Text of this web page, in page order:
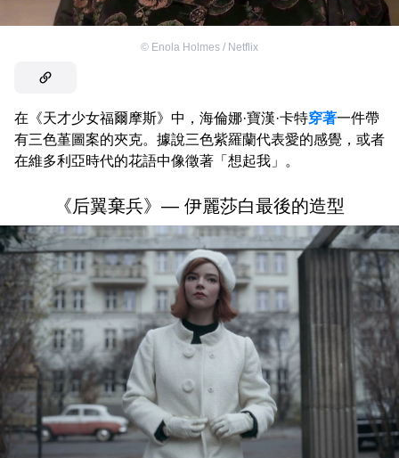
© Enola Holmes / Netflix
在《天才少女福爾摩斯》中，海倫娜·寶漢·卡特穿著一件帶
有三色堇圖案的夾克。據說三色紫羅蘭代表愛的感覺，或者
在維多利亞時代的花語中像徵著「想起我」。
《后翼棄兵》— 伊麗莎白最後的造型